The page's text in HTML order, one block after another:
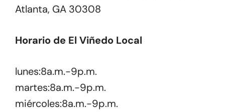
Atlanta, GA 30308
Horario de El Viñedo Local
lunes:8a.m.-9p.m.
martes:8a.m.-9p.m.
miércoles:8a.m.-9p.m.